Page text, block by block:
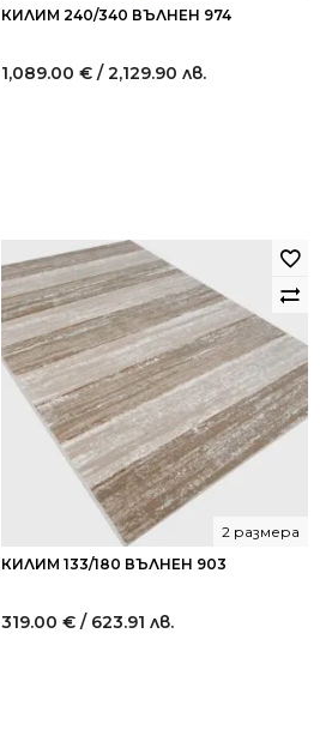
КИЛИМ 240/340 ВЪЛНЕН 974
1,089.00 € / 2,129.90 лв.
КИЛИМ 133/180 ВЪЛНЕН 903
2 размера
319.00 € / 623.91 лв.